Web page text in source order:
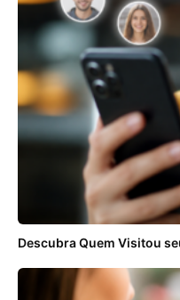
Descubra Quem Visitou